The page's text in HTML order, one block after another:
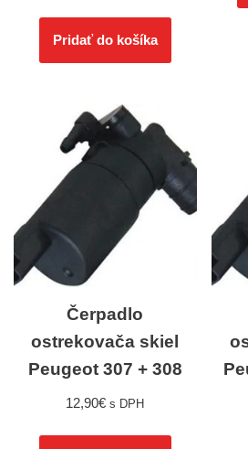
Pridať do košíka
Čerpadlo
ostrekovača skiel
Peugeot 307 + 308
12,90€ s DPH